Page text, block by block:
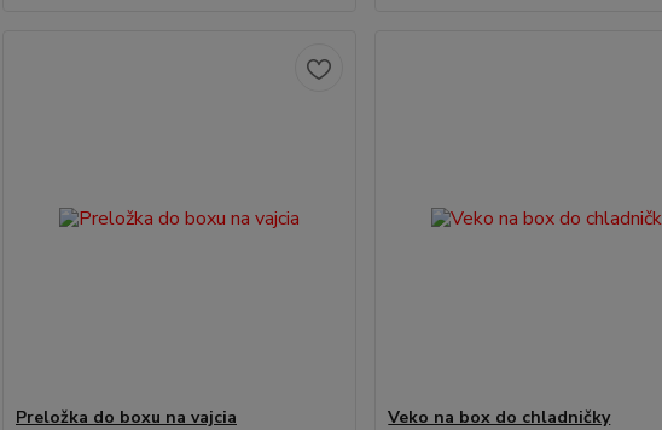
Preložka do boxu na vajcia
Veko na box do chladničky